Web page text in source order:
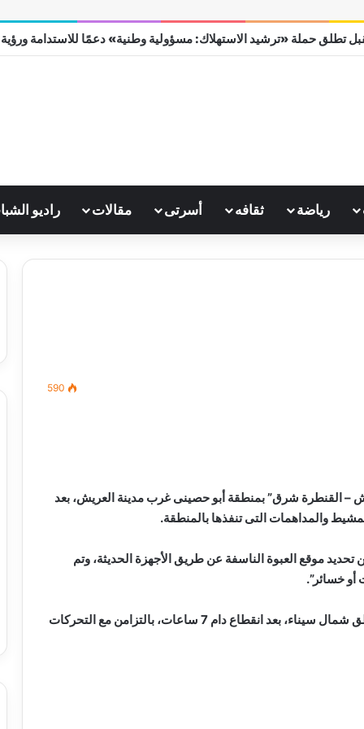
تطلق حملة «ترشيد الاستهلاك: مسؤولية وطنية» دعمًا للاستدامة ورؤية مصر
رياضة ثقافه أسرتى مقالات راديو
590
– القنطرة شرق” بمنطقة أبو حصينى غرب مدينة العريش، بعد
والمداهمات التى تنفذها بالمنطقة.
موقع العبوة الناسفة عن طريق الأجهزة الحديثة، وتم
أو خسائر”.
وعادت شبكات الاتصالات والإنترنت جزئيا فى بعض مناطق شمال سيناء، بعد انقطاع دام 7 ساعات، بالتزامن مع التحركات
…. يكتب
القرن 21
سيف
الدين
….
ميلاد
ميلاد جديد